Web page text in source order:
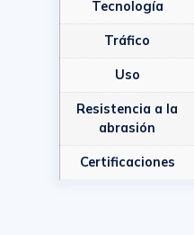
Tecnología
Tráfico
Uso
Resistencia a la
abrasión
Certificaciones